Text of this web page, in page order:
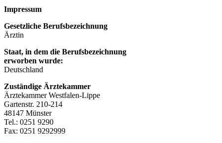
Impressum
Gesetzliche Berufsbezeichnung
Ärztin
Staat, in dem die Berufsbezeichnung
erworben wurde:
Deutschland
Zuständige Ärztekammer
Ärztekammer Westfalen-Lippe
Gartenstr. 210-214
48147 Münster
Tel.: 0251 9290
Fax: 0251 9292999